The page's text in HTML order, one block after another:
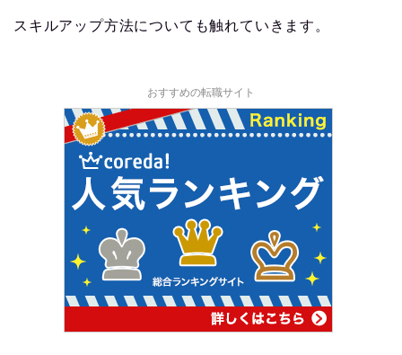
スキルアップ方法についても触れていきます。
おすすめの転職サイト